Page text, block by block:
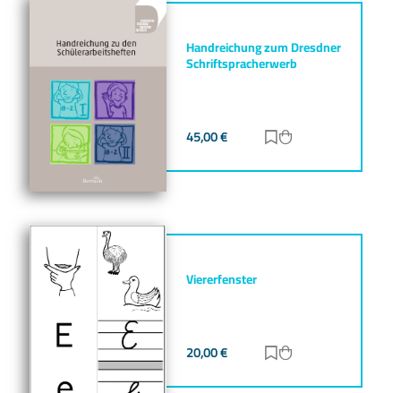
Handreichung zum Dresdner
Schriftspracherwerb
45,00€ Zur Merkliste
Viererfenster
20,00€ Zur Merkliste